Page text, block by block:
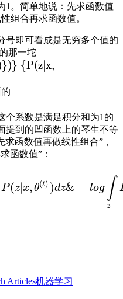
1。简单地说：先求函数值
组合再求函数值。
号即可看成是无穷多个值的
那一坨
{P(z|x,
个系数是满足积分和为1的
提到的凹函数上的琴生不等
函数值再做线性组合”，
函数值”：
P(z|x, θ(t) )dz& = log ∫
z
Articles机器学习